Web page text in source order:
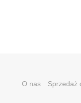
O nas Sprzedaż